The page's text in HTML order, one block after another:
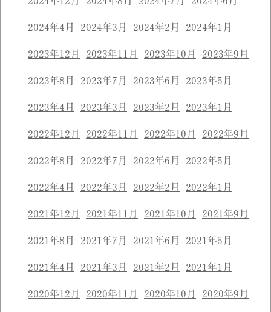
2024年4月 2024年3月 2024年2月 2024年1月
2023年12月 2023年11月 2023年10月 2023年9月
2023年8月 2023年7月 2023年6月 2023年5月
2023年4月 2023年3月 2023年2月 2023年1月
2022年12月 2022年11月 2022年10月 2022年9月
2022年8月 2022年7月 2022年6月 2022年5月
2022年4月 2022年3月 2022年2月 2022年1月
2021年12月 2021年11月 2021年10月 2021年9月
2021年8月 2021年7月 2021年6月 2021年5月
2021年4月 2021年3月 2021年2月 2021年1月
2020年12月 2020年11月 2020年10月 2020年9月